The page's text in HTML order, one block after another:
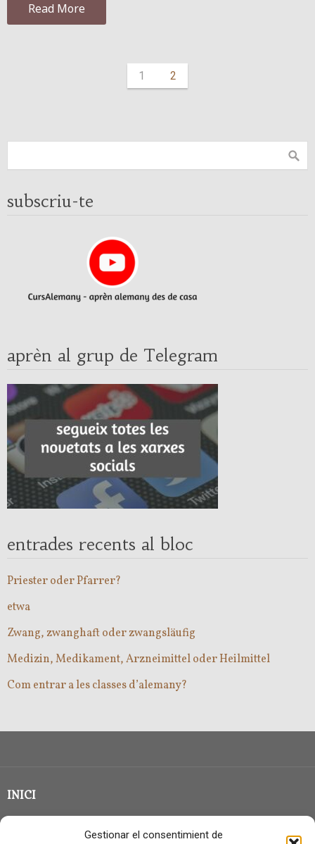
Gestionar el consentimient de
Read More
1 2
subscriu-te
aprèn al grup de Telegram
entrades recents al bloc
Priester oder Pfarrer?
etwa
Zwang, zwanghaft oder zwangsläufig
Medizin, Medikament, Arzneimittel oder Heilmittel
Com entrar a les classes d’alemany?
INICI